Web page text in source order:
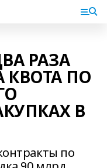
РАЗА
КВОТА ПО
В
по